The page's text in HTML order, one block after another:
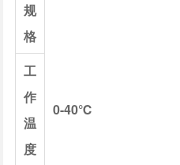
规
格
工
作
温
度
0-40℃